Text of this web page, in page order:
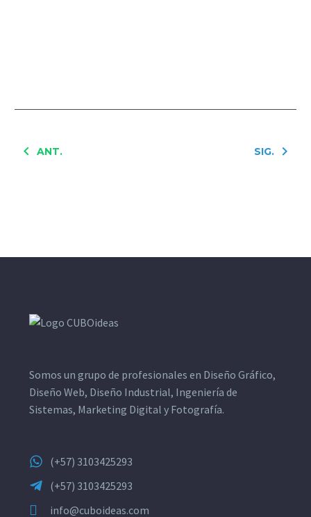
ANT. SIG.
Somos un grupo de profesionales en Diseño Gráfico,
Diseño Web, Diseño Industrial, Ingeniería de
Sistemas, Marketing Digital y Fotografía.
(+57) 3103425293
(+57) 3103425293
info@cuboideas.com